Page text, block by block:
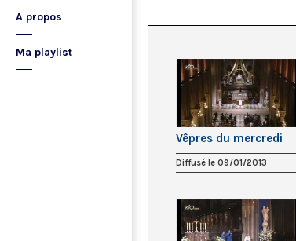
A propos
Ma playlist
Vêpres du mercredi
Diffusé le 09/01/2013